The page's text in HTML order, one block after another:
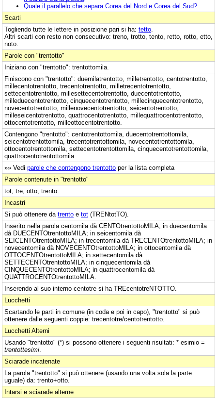
Quale il parallelo che separa Corea del Nord e Corea del Sud?
Scarti
Togliendo tutte le lettere in posizione pari si ha: tetto
Altri scarti con resto non consecutivo: treno, trotto, tento, retto, rotto, etto,
noto.
Parole con "trentotto"
Iniziano con "trentotto": trentottomila.
Finiscono con "trentotto": duemilatrentotto, milletrentotto, centotrentotto,
millecentotrentotto, trecentotrentotto, milletrecentotrentotto,
settecentotrentotto, millesettecentotrentotto, duecentotrentotto,
milleduecentotrentotto, cinquecentotrentotto, millecinquecentotrentotto,
novecentotrentotto, millenovecentotrentotto, seicentotrentotto,
milleseicentotrentotto, quattrocentotrentotto, millequattrocentotrentotto,
ottocentotrentotto, milleottocentotrentotto.
Contengono "trentotto": centotrentottomila, duecentotrentottomila,
seicentotrentottomila, trecentotrentottomila, novecentotrentottomila,
ottocentotrentottomila, settecentotrentottomila, cinquecentotrentottomila,
quattrocentotrentottomila.
»» Vedi parole che contengono trentotto per la lista completa
Parole contenute in "trentotto"
tot, tre, otto, trento.
Incastri
Si può ottenere da trento e tot (TRENtotTO).
Inserito nella parola centomila dà CENTOtrentottoMILA; in duecentomila
dà DUECENTOtrentottoMILA; in seicentomila dà
SEICENTOtrentottoMILA; in trecentomila dà TRECENTOtrentottoMILA; in
novecentomila dà NOVECENTOtrentottoMILA; in ottocentomila dà
OTTOCENTOtrentottoMILA; in settecentomila dà
SETTECENTOtrentottoMILA; in cinquecentomila dà
CINQUECENTOtrentottoMILA; in quattrocentomila dà
QUATTROCENTOtrentottoMILA.
Inserendo al suo interno centotre si ha TREcentotreNTOTTO.
Lucchetti
Scartando le parti in comune (in coda e poi in capo), "trentotto" si può
ottenere dalle seguenti coppie: trecentotre/centotrentotto.
Lucchetti Alterni
Usando "trentotto" (*) si possono ottenere i seguenti risultati: * esimio =
trentottesimi
Sciarade incatenate
La parola "trentotto" si può ottenere (usando una volta sola la parte
uguale) da: trento+otto.
Intarsi e sciarade alterne